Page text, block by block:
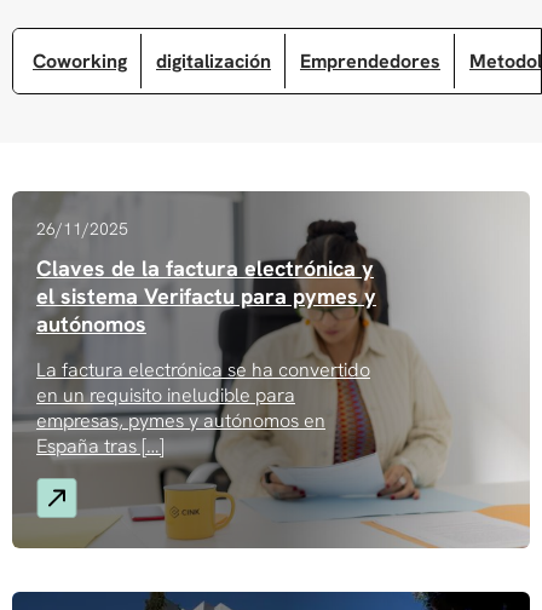
Coworking digitalización Emprendedores
26/11/2025
Claves de la factura electrónica y
el sistema Verifactu para pymes y
autónomos
La factura electrónica se ha convertido
en un requisito ineludible para
empresas, pymes y autónomos en
España tras […]